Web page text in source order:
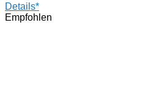
Details*
Empfohlen